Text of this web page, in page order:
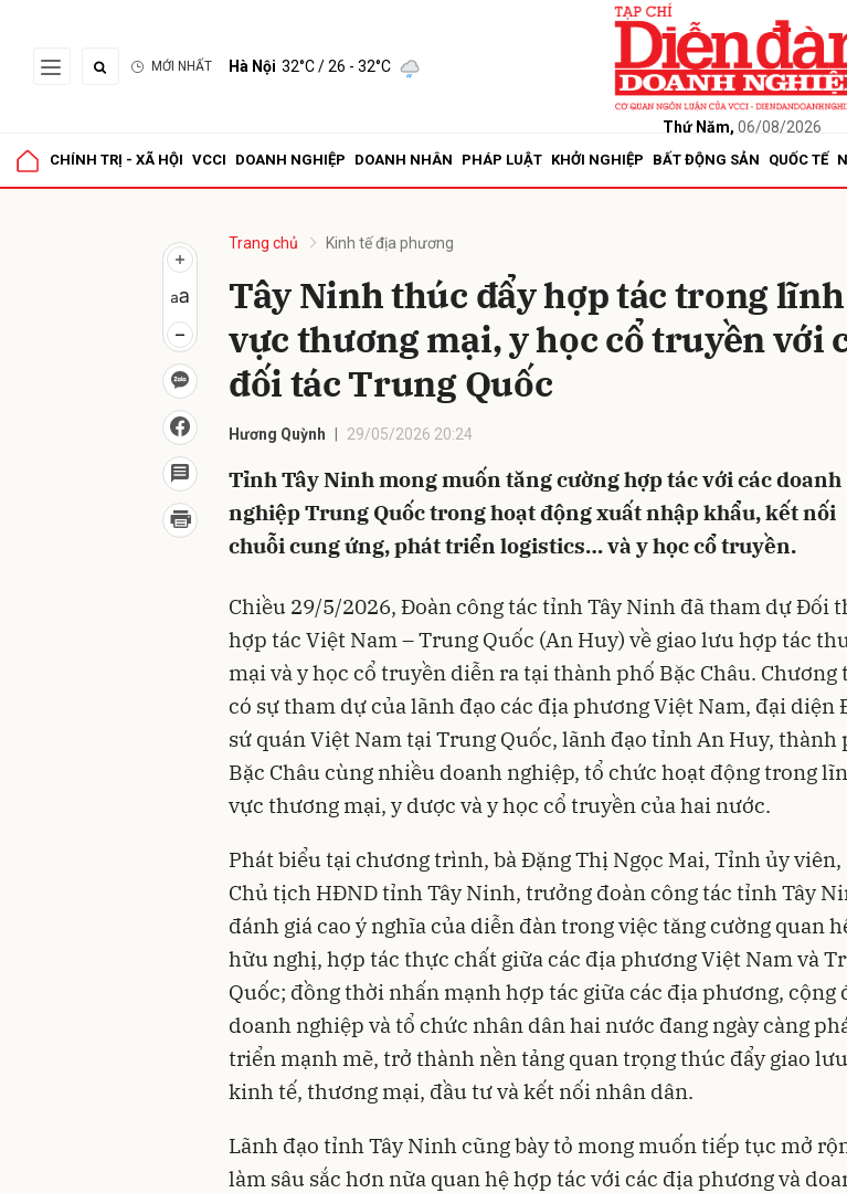
MỚI NHẤT Hà Nội 32°C/ 26 - 32°C
Thứ Năm, 06/08/2026
CHÍNH TRỊ - XÃ HỘI VCCI DOANH NGHIỆP DOANH NHÂN PHÁP LUẬT KHỞI NGHIỆP BẤT ĐỘNG SẢN QUỐC TẾ
Trang chủ Kinh tế địa phương
Tây Ninh thúc đẩy hợp tác trong lĩnh
vực thương mại, y học cổ truyền với
đối tác Trung Quốc
Hương Quỳnh 29/05/2026 20:24
Tỉnh Tây Ninh mong muốn tăng cường hợp tác với các doanh
nghiệp Trung Quốc trong hoạt động xuất nhập khẩu, kết nối
chuỗi cung ứng, phát triển logistics… và y học cổ truyền.
Chiều 29/5/2026, Đoàn công tác tỉnh Tây Ninh đã tham dự Đối
hợp tác Việt Nam – Trung Quốc (An Huy) về giao lưu hợp tác
mại và y học cổ truyền diễn ra tại thành phố Bặc Châu. Chương
có sự tham dự của lãnh đạo các địa phương Việt Nam, đại diện
sứ quán Việt Nam tại Trung Quốc, lãnh đạo tỉnh An Huy, thành
Bặc Châu cùng nhiều doanh nghiệp, tổ chức hoạt động trong
vực thương mại, y dược và y học cổ truyền của hai nước.
Phát biểu tại chương trình, bà Đặng Thị Ngọc Mai, Tỉnh ủy viên,
Chủ tịch HĐND tỉnh Tây Ninh, trưởng đoàn công tác tỉnh Tây
đánh giá cao ý nghĩa của diễn đàn trong việc tăng cường quan
hữu nghị, hợp tác thực chất giữa các địa phương Việt Nam và
Quốc; đồng thời nhấn mạnh hợp tác giữa các địa phương, cộng
doanh nghiệp và tổ chức nhân dân hai nước đang ngày càng
triển mạnh mẽ, trở thành nền tảng quan trọng thúc đẩy giao lưu
kinh tế, thương mại, đầu tư và kết nối nhân dân.
Lãnh đạo tỉnh Tây Ninh cũng bày tỏ mong muốn tiếp tục mở
làm sâu sắc hơn nữa quan hệ hợp tác với các địa phương và